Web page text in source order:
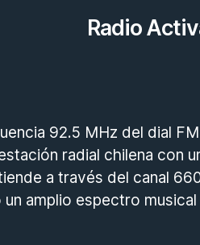
Radio
92.5 MHz del dial
radial chilena con
a través del canal
amplio espectro